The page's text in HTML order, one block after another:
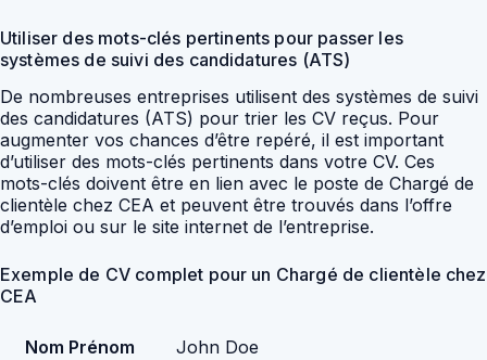
Utiliser des mots-clés pertinents pour passer les
systèmes de suivi des candidatures (ATS)
De nombreuses entreprises utilisent des systèmes de suivi
des candidatures (ATS) pour trier les CV reçus. Pour
augmenter vos chances d’être repéré, il est important
d’utiliser des mots-clés pertinents dans votre CV. Ces
mots-clés doivent être en lien avec le poste de Chargé de
clientèle chez CEA et peuvent être trouvés dans l’offre
d’emploi ou sur le site internet de l’entreprise.
Exemple de CV complet pour un Chargé de clientèle chez
CEA
Nom Prénom John Doe